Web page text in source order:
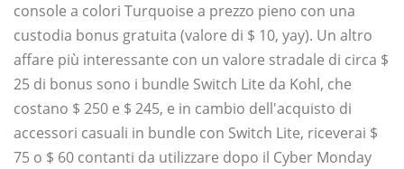
console a colori Turquoise a prezzo pieno con una
custodia bonus gratuita (valore di $ 10, yay). Un altro
affare più interessante con un valore stradale di circa $
25 di bonus sono i bundle Switch Lite da Kohl, che
costano $ 250 e $ 245, e in cambio dell'acquisto di
accessori casuali in bundle con Switch Lite, riceverai $
75 o $ 60 contanti da utilizzare dopo il Cyber ​​Monday